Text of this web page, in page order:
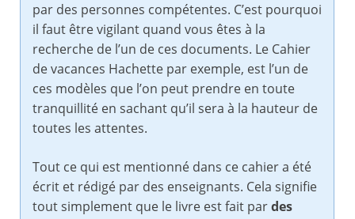
par des personnes compétentes. C’est pourquoi
il faut être vigilant quand vous êtes à la
recherche de l’un de ces documents. Le Cahier
de vacances Hachette par exemple, est l’un de
ces modèles que l’on peut prendre en toute
tranquillité en sachant qu’il sera à la hauteur de
toutes les attentes.
Tout ce qui est mentionné dans ce cahier a été
écrit et rédigé par des enseignants. Cela signifie
tout simplement que le livre est fait pardes